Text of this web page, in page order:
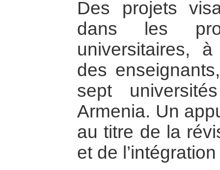
Des projets
dans les
universitaires,
des
sept
Armenia. Un
au titre de la
et de